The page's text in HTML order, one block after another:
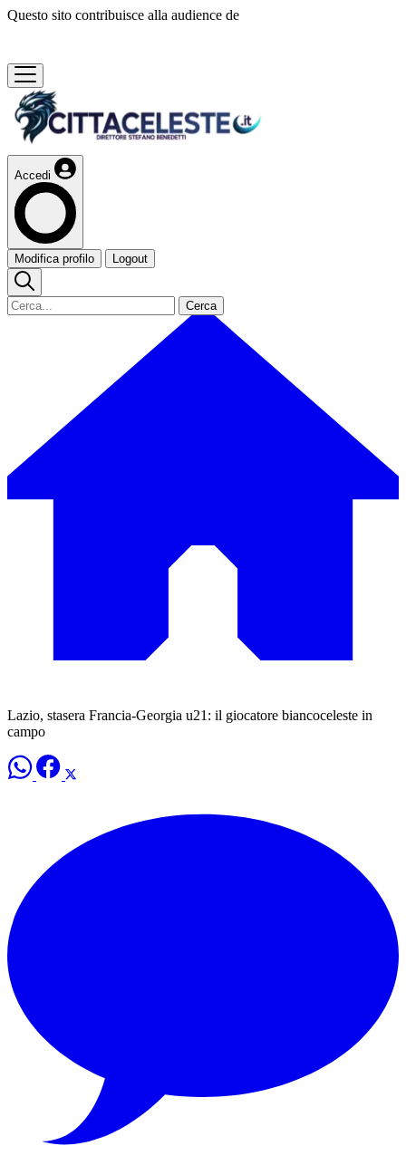
Questo sito contribuisce alla audience de
Accedi
Modifica profilo Logout
Cerca
Lazio, stasera Francia-Georgia u21: il giocatore biancoceleste in
campo